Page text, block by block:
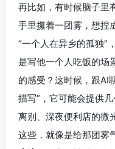
再比如，有时候脑子里
手里攥着一团雾，想捏
“一个人在异乡的孤独”
是写他一个人吃饭的场
的感受？这时候，跟AI
描写”，它可能会提供
离别、深夜便利店的
这些，就像是给那团雾